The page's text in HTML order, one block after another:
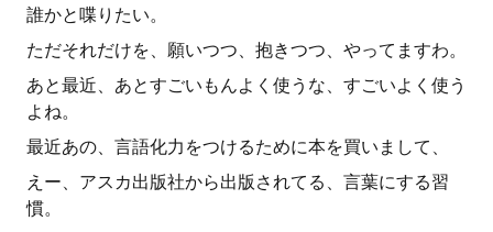
誰かと喋りたい。
ただそれだけを、願いつつ、抱きつつ、やってますわ。
あと最近、あとすごいもんよく使うな、すごいよく使う
よね。
最近あの、言語化力をつけるために本を買いまして、
えー、アスカ出版社から出版されてる、言葉にする習
慣。